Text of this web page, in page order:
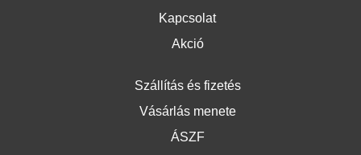
Kapcsolat
Akció
Szállítás és fizetés
Vásárlás menete
ÁSZF